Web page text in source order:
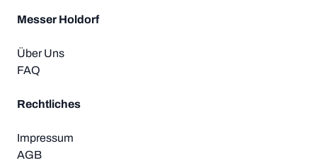
Messer Holdorf
Über Uns
FAQ
Rechtliches
Impressum
AGB